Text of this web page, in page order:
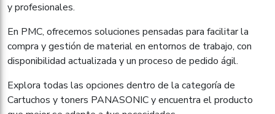
y profesionales.
En PMC, ofrecemos soluciones pensadas para facilitar la
compra y gestión de material en entornos de trabajo, con
disponibilidad actualizada y un proceso de pedido ágil.
Explora todas las opciones dentro de la categoría de
Cartuchos y toners PANASONIC y encuentra el producto